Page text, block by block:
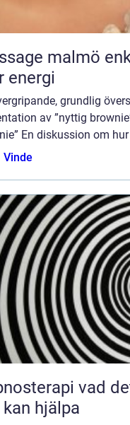
enkla vägar till mindre värk och
energi
grundlig
av ”nyttig
En diskussion om
Vinde
det Är, hur det går till och när
hjälpa